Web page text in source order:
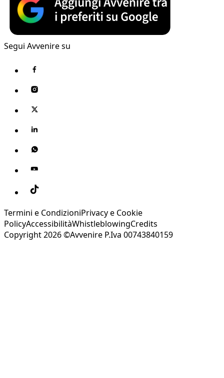
Segui Avvenire su
Termini e CondizioniPrivacy e Cookie
PolicyAccessibilitàWhistleblowingCredits
Copyright 2026 ©Avvenire P.Iva 00743840159